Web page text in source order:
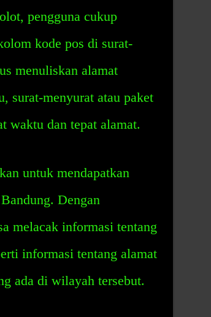
pengguna cukup
kode pos di surat-
menuliskan alamat
surat-menyurat atau paket
waktu dan tepat alamat.
untuk mendapatkan
Dengan
melacak informasi tentang
informasi tentang alamat
ada di wilayah tersebut.